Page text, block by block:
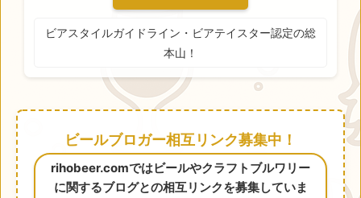
ビアスタイルガイドライン・ビアテイスター認定の総
本山！
ビールブロガー相互リンク募集中！
rihobeer.comではビールやクラフトブルワリー
に関するブログとの相互リンクを募集していま